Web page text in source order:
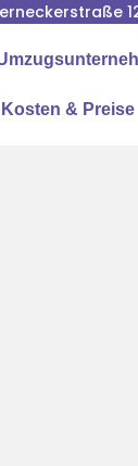
Kosten & Preise